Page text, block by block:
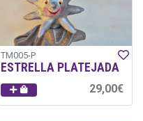
TM005-P
ESTRELLA PLATEJADA
29,00€